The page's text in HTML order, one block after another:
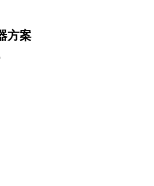
方案